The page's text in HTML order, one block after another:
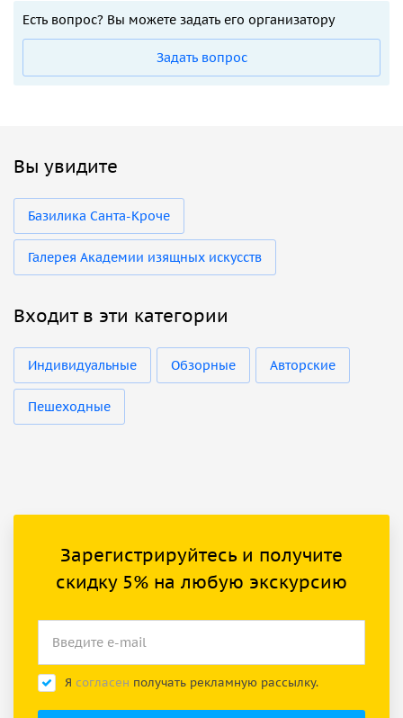
Есть вопрос? Вы можете задать его организатору
Задать вопрос
Вы увидите
Базилика Санта-Кроче
Галерея Академии изящных искусств
Входит в эти категории
Индивидуальные Обзорные Авторские
Пешеходные
Зарегистрируйтесь и получите
скидку 5% на любую экскурсию
Я согласен получать рекламную рассылку.